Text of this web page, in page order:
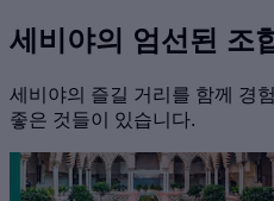
세비야의 엄선된 조
세비야의 즐길 거리를 함께 경
좋은 것들이 있습니다.